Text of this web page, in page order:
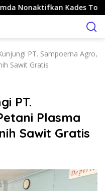
Nonaktifkan Kades Toto
PT. Sampoerna Agro,
Sawit Gratis
PT.
Plasma
Sawit Gratis